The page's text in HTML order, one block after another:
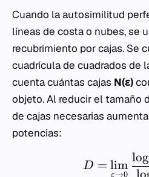
Cuando la autosimilitud
líneas de costa o nubes, se
recubrimiento por cajas. Se
cuadrícula de cuadrados de
cuenta cuántas cajas N(ε)
objeto. Al reducir el tamaño
de cajas necesarias
potencias:
D =
ε→0
lim
log